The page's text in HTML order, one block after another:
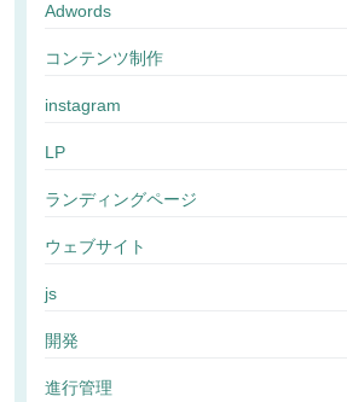
Adwords
コンテンツ制作
instagram
LP
ランディングページ
ウェブサイト
js
開発
進行管理